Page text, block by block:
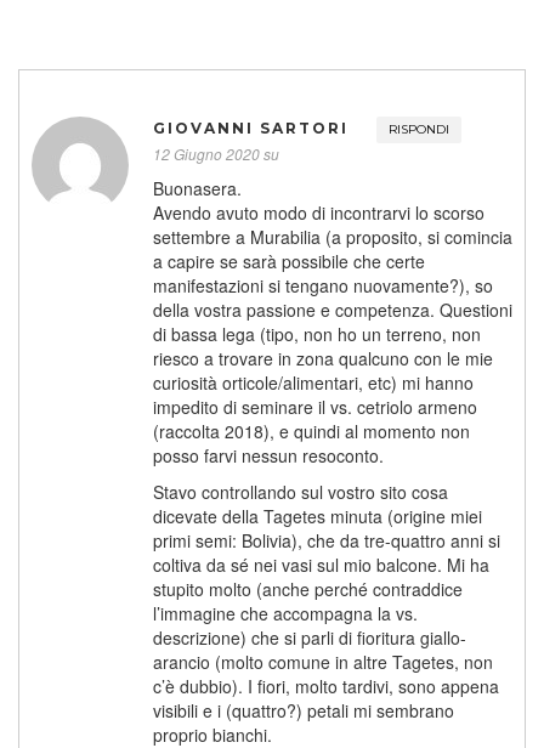
GIOVANNI SARTORI RISPONDI
12 Giugno 2020 su
Buonasera.
Avendo avuto modo di incontrarvi lo scorso
settembre a Murabilia (a proposito, si comincia
a capire se sarà possibile che certe
manifestazioni si tengano nuovamente?), so
della vostra passione e competenza. Questioni
di bassa lega (tipo, non ho un terreno, non
riesco a trovare in zona qualcuno con le mie
curiosità orticole/alimentari, etc) mi hanno
impedito di seminare il vs. cetriolo armeno
(raccolta 2018), e quindi al momento non
posso farvi nessun resoconto.
Stavo controllando sul vostro sito cosa
dicevate della Tagetes minuta (origine miei
primi semi: Bolivia), che da tre-quattro anni si
coltiva da sé nei vasi sul mio balcone. Mi ha
stupito molto (anche perché contraddice
l’immagine che accompagna la vs.
descrizione) che si parli di fioritura giallo-
arancio (molto comune in altre Tagetes, non
c’è dubbio). I fiori, molto tardivi, sono appena
visibili e i (quattro?) petali mi sembrano
proprio bianchi.